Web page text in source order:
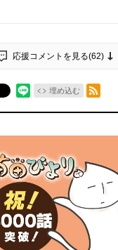
応援コメントを見る(62)
埋め込む
RSSフィード